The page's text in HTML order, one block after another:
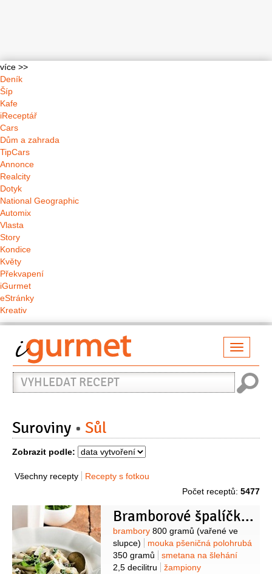
více >>
Deník
Šíp
Kafe
iReceptář
Cars
Dům a zahrada
TipCars
Annonce
Realcity
Dotyk
National Geographic
Automix
Vlasta
Story
Kondice
Květy
Překvapení
iGurmet
eStránky
Kreativ
Vyhledat
recept
Suroviny Sůl
Zobrazit podle:
Všechny recepty
Recepty s fotkou
Počet receptů: 5477
Bramborové špalíčky se žampiony
Suroviny
brambory 800 gramů (vařené ve
slupce)
mouka pšeničná polohrubá
350 gramů
smetana na šlehání
2,5 decilitru
žampiony